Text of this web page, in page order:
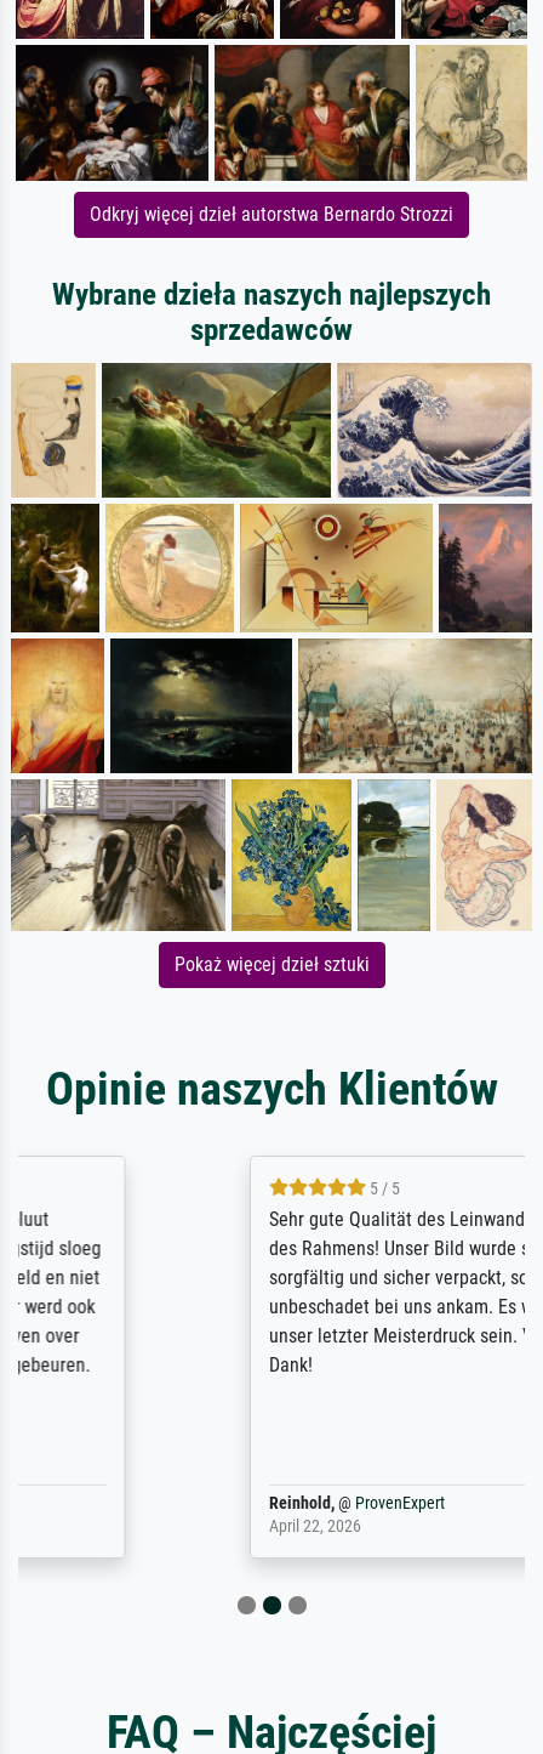
Odkryj więcej dzieł autorstwa Bernardo Strozzi
Wybrane dzieła naszych najlepszych
sprzedawców
Pokaż więcej dzieł sztuki
Opinie naszych Klientów
Sehr gute Qualität des Leinwanddrucks und
des Rahmens! Unser Bild wurde sehr
sorgfältig und sicher verpackt, so dass es
unbeschadet bei uns ankam. Es wird nicht
unser letzter Meisterdruck sein. Vielen
ProvenExpert
FAQ – Najczęściej